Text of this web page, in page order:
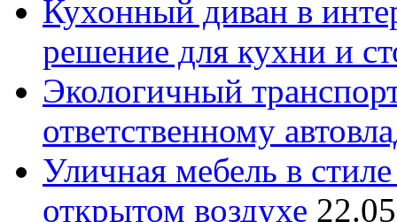
Кухонный диван в
решение для кухни и
Экологичный
ответственному
Уличная мебель в
открытом воздухе